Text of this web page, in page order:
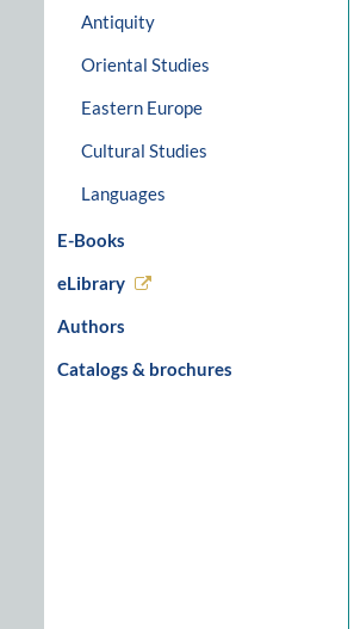
Antiquity
Oriental Studies
Eastern Europe
Cultural Studies
Languages
E-Books
eLibrary
Authors
Catalogs & brochures